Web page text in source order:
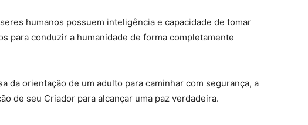
humanos possuem inteligência e capacidade de tomar
para conduzir a humanidade de forma completamente
da orientação de um adulto para caminhar com segurança, a
de seu Criador para alcançar uma paz verdadeira.